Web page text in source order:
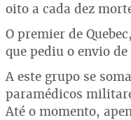
oito a cada dez
O premier de
que pediu o envio
A este grupo se
paramédicos
Até o momento,